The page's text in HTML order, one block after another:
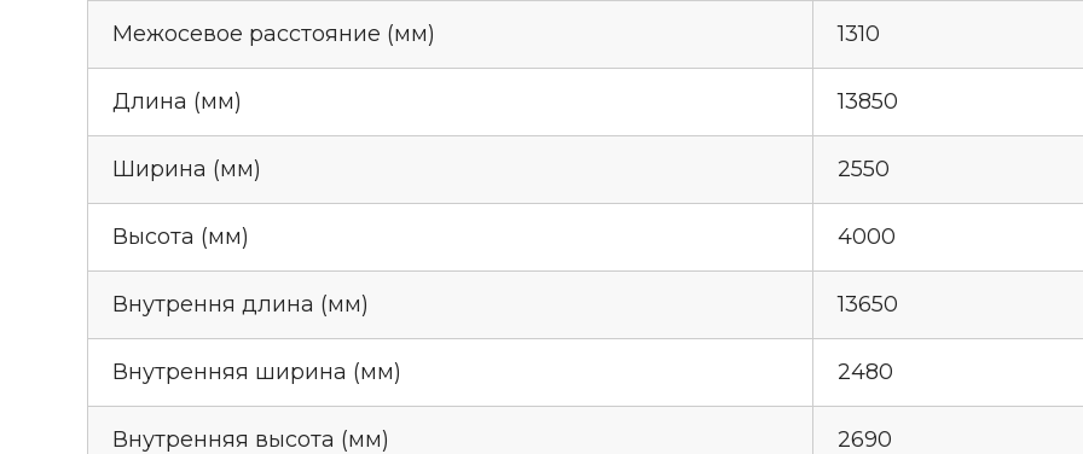
Межосевое расстояние (мм) 1310
Длина (мм) 13850
Ширина (мм) 2550
Высота (мм) 4000
Внутрення длина (мм) 13650
Внутренняя ширина (мм) 2480
Внутренняя высота (мм) 2690